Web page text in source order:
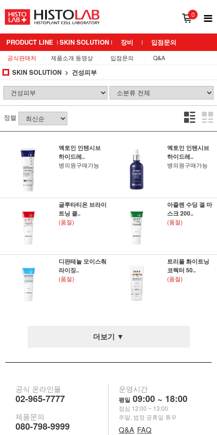
0
PRODUCT LINE SKIN SOLUTION 장비
입점문의
BRAND 소개
MEDIANS LAB
공식판매처 제품소개 동영상 입점문의 Q&A
SKIN SOLUTION 건성피부
정렬
엑토인 인텐시브
하이드레..
병의원구매가능
엑토인 인텐시브
하이드레..
병의원구매가능
글루타티온 브라이
트닝 클..
(품절)
아줄렌 수딩 겔 마
스크 200..
(품절)
디판테놀 모이스춰
라이징..
(품절)
트리플 화이트닝
코렉터 50..
(품절)
더보기 ▼
공식 온라인몰
02-965-7777
제품문의
080-798-9999
운영시간
평일 09:00 ~ 18:00
점심 12:00 ~ 13:00
주말, 법정 공휴일 휴무
Q&A FAQ